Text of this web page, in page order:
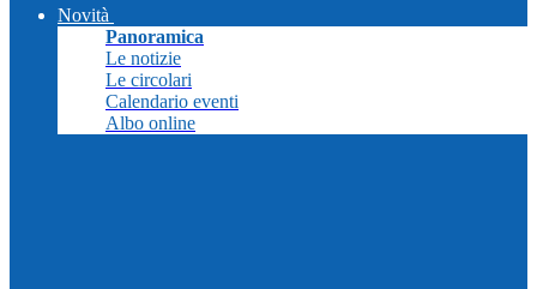
Novità
Panoramica
Le notizie
Le circolari
Calendario eventi
Albo online